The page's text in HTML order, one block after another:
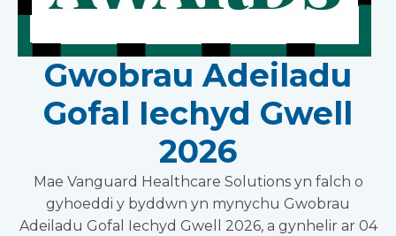
Gwobrau Adeiladu
Gofal Iechyd Gwell
2026
Mae Vanguard Healthcare Solutions yn falch o
gyhoeddi y byddwn yn mynychu Gwobrau
Adeiladu Gofal Iechyd Gwell 2026, a gynhelir ar 04